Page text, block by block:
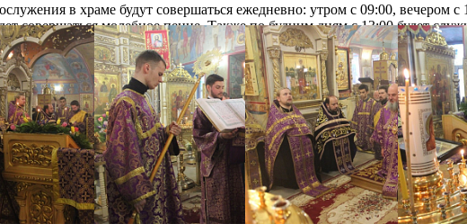
в храме будут совершаться ежедневно: утром с 09:00, вечером
совершаться молебное пение. Также по будним дням с 13:00 будет